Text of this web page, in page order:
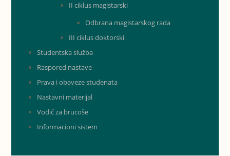
II ciklus magistarski
Odbrana magistarskog rada
III ciklus doktorski
Studentska služba
Raspored nastave
Prava i obaveze studenata
Nastavni materijal
Vodič za brucoše
Informacioni sistem